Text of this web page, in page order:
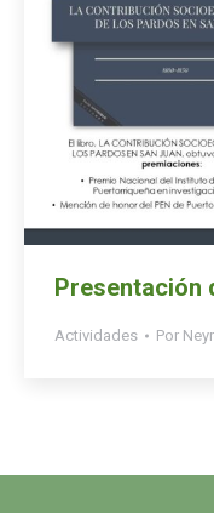
Presentación
Actividades Por